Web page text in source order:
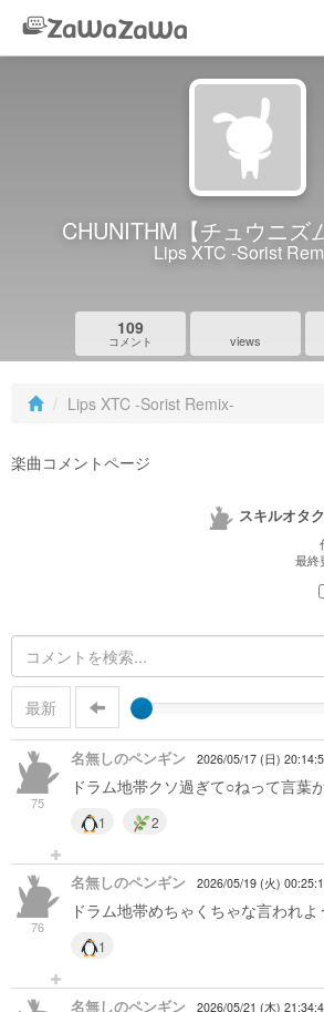
CHUNITHM【チュウニズ
Lips XTC -Sorist
109
コメント views
Lips XTC -Sorist Remix-
楽曲コメントページ
スキルオタク
最終
最新
75
名無しのペンギン 2026/05/17 (日)
ドラム地帯クソ過ぎて○ねって言葉
1 2
76
名無しのペンギン 2026/05/19 (火)
ドラム地帯めちゃくちゃな言われ
1
名無しのペンギン 2026/05/21 (木)